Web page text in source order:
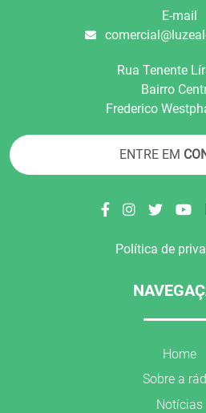
E-mail
Rua Tenente
Bairro
Frederico
ENTRE EM
|
Política de
Home
Sobre a
Notícias